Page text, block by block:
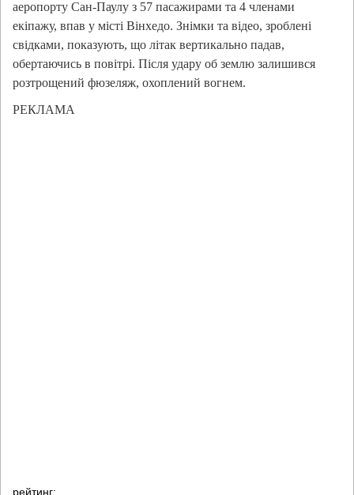
аеропорту Сан-Паулу з 57 пасажирами та 4 членами
екіпажу, впав у місті Вінхедо. Знімки та відео, зроблені
свідками, показують, що літак вертикально падав,
обертаючись в повітрі. Після удару об землю залишився
розтрощений фюзеляж, охоплений вогнем.
РЕКЛАМА
рейтинг: